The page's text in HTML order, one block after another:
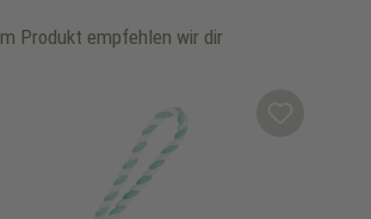
Produkt empfehlen wir dir